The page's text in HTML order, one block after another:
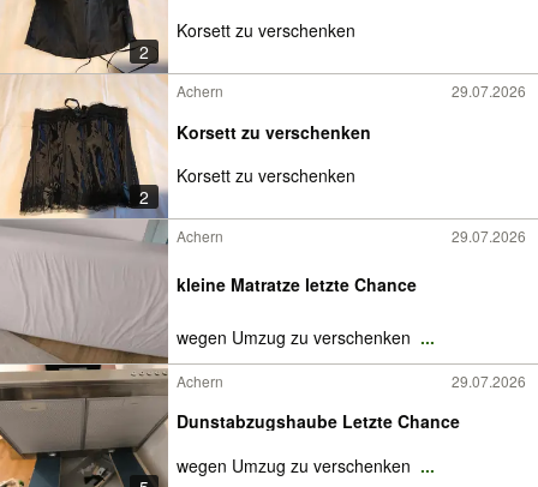
2
Korsett zu verschenken
2
Achern 29.07.2026
Korsett zu verschenken
Korsett zu verschenken
Achern 29.07.2026
kleine Matratze letzte Chance
wegen Umzug zu verschenken ...
Achern 29.07.2026
Dunstabzugshaube Letzte Chance
wegen Umzug zu verschenken ...